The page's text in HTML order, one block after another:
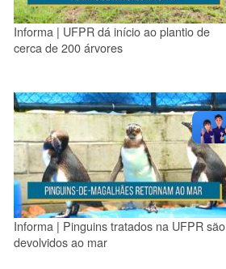
Informa | UFPR dá início ao plantio de
cerca de 200 árvores
Informa | Pinguins tratados na UFPR são
devolvidos ao mar